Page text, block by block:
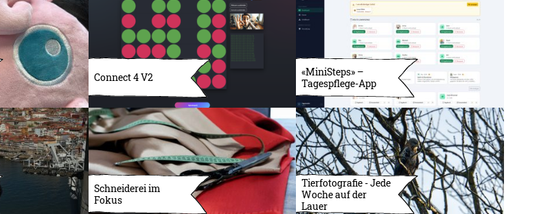
Connect 4 V2
«MiniSteps» –
Tagespflege-App
Schneiderei im
Fokus
Tierfotografie - Jede
Woche auf der
Lauer